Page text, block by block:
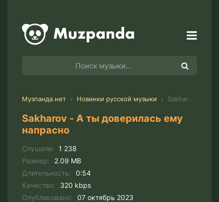
Музпанда.нет Новинки русской музыки Sakharov - А ты доверилась ему напрасно
Sakharov - А ты доверилась ему
напрасно
Слушали:
1 238
Размер:
2.09 MB
Длительность:
0:54
Качество:
320 kbps
Опубликовано:
07 октябрь 2023